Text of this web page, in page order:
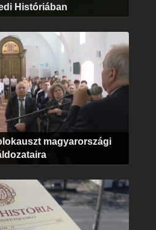
Históriában
magyarországi